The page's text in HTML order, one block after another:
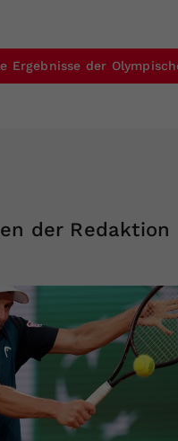
Ergebnisse der
der Redaktion